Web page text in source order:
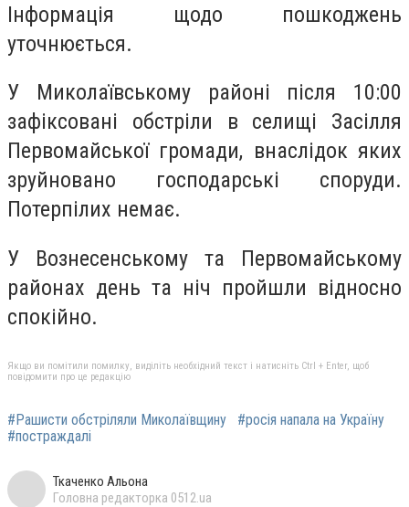
Інформація щодо пошкоджень
уточнюється.
У Миколаївському районі після 10:00
зафіксовані обстріли в селищі Засілля
Первомайської громади, внаслідок яких
зруйновано господарські споруди.
Потерпілих немає.
У Вознесенському та Первомайському
районах день та ніч пройшли відносно
спокійно.
Якщо ви помітили помилку, виділіть необхідний текст і натисніть Ctrl + Enter, щоб
повідомити про це редакцію
#Рашисти обстріляли Миколаївщину
#росія напала на Україну
#постраждалі
Ткаченко Альона
Головна редакторка 0512.ua